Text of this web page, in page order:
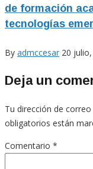
de formación
tecnologías
By admccesar 20
Deja un
Tu dirección de
obligatorios están
Comentario *